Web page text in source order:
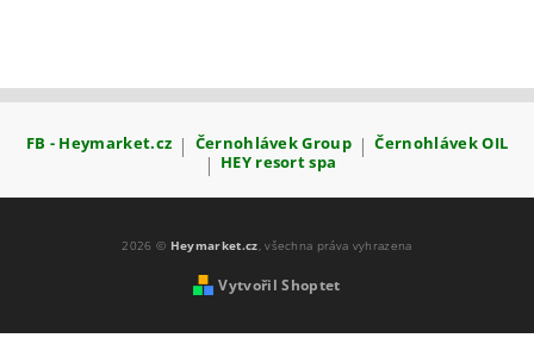
FB - Heymarket.cz | Černohlávek Group | Černohlávek OIL
| HEY resort spa
2026 © Heymarket.cz , všechna práva vyhrazena
Vytvořil Shoptet